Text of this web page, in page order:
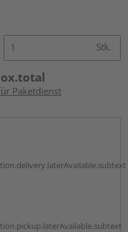
Stk.
Paketdienst